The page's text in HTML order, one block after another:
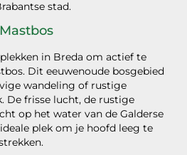
stad.
in Breda om actief te
Dit eeuwenoude bosgebied
wandeling of rustige
De frisse lucht, de rustige
op het water van de Galderse
plek om je hoofd leeg te